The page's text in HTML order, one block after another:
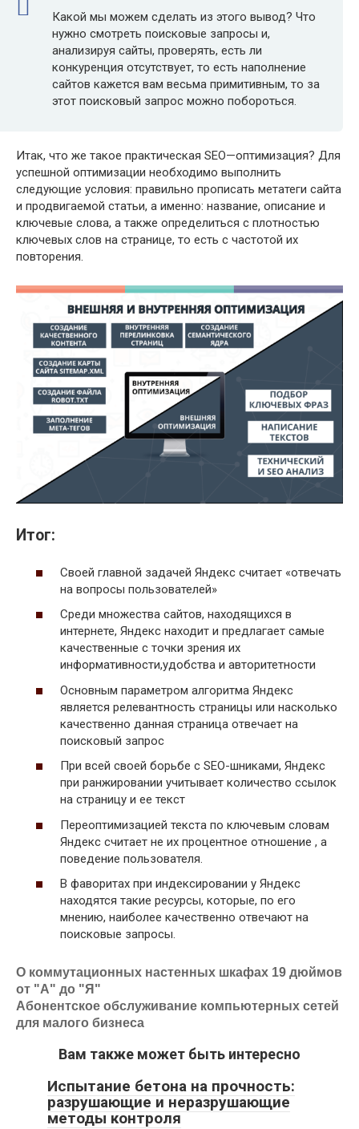
Какой мы можем сделать из этого вывод? Что
нужно смотреть поисковые запросы и,
анализируя сайты, проверять, есть ли
конкуренция отсутствует, то есть наполнение
сайтов кажется вам весьма примитивным, то за
этот поисковый запрос можно побороться.
Итак, что же такое практическая SEO—оптимизация? Для
успешной оптимизации необходимо выполнить
следующие условия: правильно прописать метатеги сайта
и продвигаемой статьи, а именно: название, описание и
ключевые слова, а также определиться с плотностью
ключевых слов на странице, то есть с частотой их
повторения.
Итог:
Своей главной задачей Яндекс считает «отвечать
на вопросы пользователей»
Среди множества сайтов, находящихся в
интернете, Яндекс находит и предлагает самые
качественные с точки зрения их
информативности,удобства и авторитетности
Основным параметром алгоритма Яндекс
является релевантность страницы или насколько
качественно данная страница отвечает на
поисковый запрос
При всей своей борьбе с SEO-шниками, Яндекс
при ранжировании учитывает количество ссылок
на страницу и ее текст
Переоптимизацией текста по ключевым словам
Яндекс считает не их процентное отношение , а
поведение пользователя.
В фаворитах при индексировании у Яндекс
находятся такие ресурсы, которые, по его
мнению, наиболее качественно отвечают на
поисковые запросы.
О коммутационных настенных шкафах 19 дюймов
от "А" до "Я"
Абонентское обслуживание компьютерных сетей
для малого бизнеса
Вам также может быть интересно
Испытание бетона на прочность:
разрушающие и неразрушающие
методы контроля